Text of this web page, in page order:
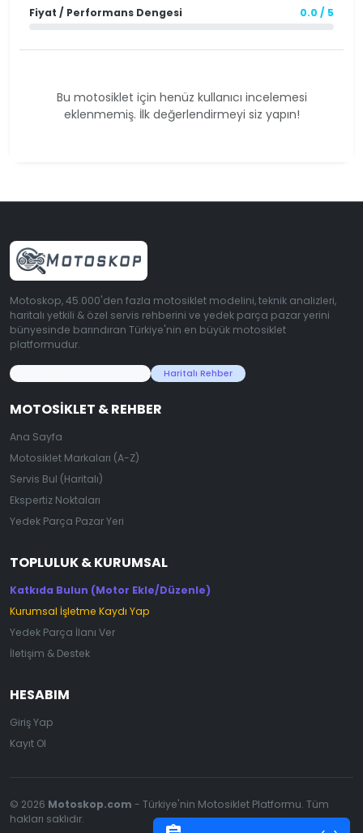
Fiyat / Performans Dengesi 0.0 / 5
Bu motosiklet için henüz kullanıcı incelemesi
eklenmemiş. İlk değerlendirmeyi siz yapın!
Motoskop, 45.000'den fazla motosiklet modelini, teknik analizleri,
haritalı yetkili & özel servis rehberini ve yedek parça pazar yerini
bünyesinde barındıran Türkiye'nin en büyük motosiklet
platformudur.
Haritalı Rehber
MOTOSIKLET & REHBER
Ana Sayfa
Motosiklet Markaları (A-Z)
Servis Bul (Haritalı)
Ekspertiz Noktaları
Yedek Parça Pazar Yeri
TOPLULUK & KURUMSAL
Katkıda Bulun (Motor Ekle/Düzenle)
Kurumsal İşletme Kaydı Yap
Yedek Parça İlanı Ver
İletişim & Destek
HESABIM
Giriş Yap
Kayıt Ol
© 2026 Motoskop.com - Türkiye'nin Motosiklet Platformu. Tüm
hakları saklıdır.